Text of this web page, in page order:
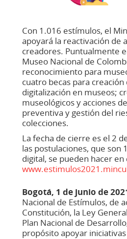
Con 1.016 estímulos, el
apoyará la reactivación de
creadores. Puntualmente
Museo Nacional de
reconocimiento para
cuatro becas para
digitalización en museos;
museológicos y acciones
preventiva y gestión del
colecciones.
La fecha de cierre es el 2
las postulaciones, que son
digital, se pueden hacer en
Bogotá, 1 de junio de
Nacional de Estímulos, de
Constitución, la Ley
Plan Nacional de
propósito apoyar